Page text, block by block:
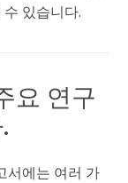
있습니다.
요 연구
서에는 여러 가